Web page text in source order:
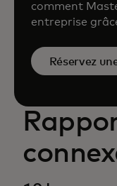
comment
entreprise
Réservez